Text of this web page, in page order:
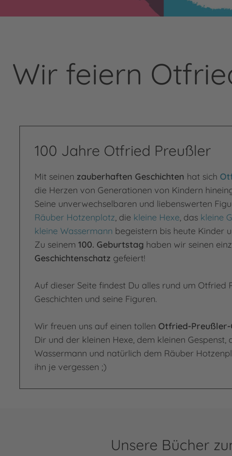
Wir feiern
100 Jahre Otfried Preußler
Mit seinen zauberhaften Geschichten hat sich
die Herzen von Generationen von Kindern
Seine unverwechselbaren und liebenswerten
Räuber Hotzenplotz, die kleine Hexe, das kleine
kleine Wassermann begeistern bis heute Kinder
Zu seinem 100. Geburtstag haben wir seinen
Geschichtenschatz gefeiert!
Auf dieser Seite findest Du alles rund um Otfried
Geschichten und seine Figuren.
Wir freuen uns auf einen tollen Otfried-
Dir und der kleinen Hexe, dem kleinen Gespenst,
Wassermann und natürlich dem Räuber
ihn je vergessen ;)
Unsere Bücher